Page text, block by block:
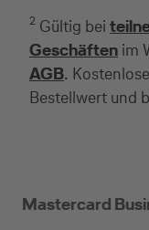
2 Gültig bei
Geschäften im
AGB.
Bestellwert und
Mastercard